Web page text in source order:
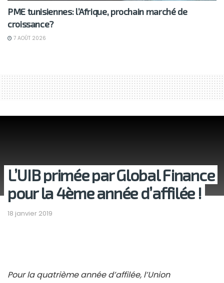
PME tunisiennes: l’Afrique, prochain marché de
croissance?
7 AOÛT 2026
L’UIB primée par Global Finance
pour la 4ème année d’affilée !
18 janvier 2019
Pour la quatrième année d’affilée, l’Union